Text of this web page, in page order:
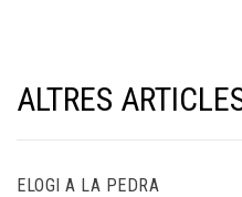
ALTRES
ELOGI A LA PEDRA